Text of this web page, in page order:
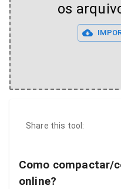
os
Share this tool:
Como compactar/
online?